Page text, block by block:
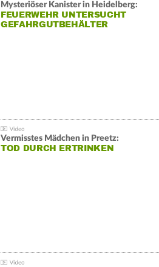
Mysteriöser Kanister in Heidelberg:
FEUERWEHR UNTERSUCHT
GEFAHRGUTBEHÄLTER
Vermisstes Mädchen in Preetz:
TOD DURCH ERTRINKEN